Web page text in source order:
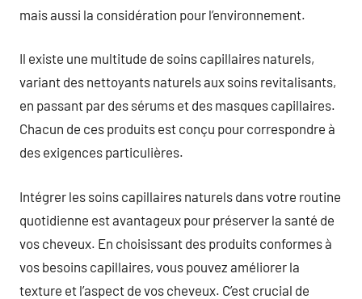
mais aussi la considération pour l’environnement.
Il existe une multitude de soins capillaires naturels,
variant des nettoyants naturels aux soins revitalisants,
en passant par des sérums et des masques capillaires.
Chacun de ces produits est conçu pour correspondre à
des exigences particulières.
Intégrer les soins capillaires naturels dans votre routine
quotidienne est avantageux pour préserver la santé de
vos cheveux. En choisissant des produits conformes à
vos besoins capillaires, vous pouvez améliorer la
texture et l’aspect de vos cheveux. C’est crucial de